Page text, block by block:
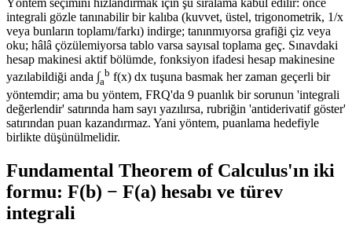
Yöntem seçimini hızlandırmak için şu sıralama kabul edilir: önce
integrali gözle tanınabilir bir kalıba (kuvvet, üstel, trigonometrik, 1/x
veya bunların toplamı/farkı) indirge; tanınmıyorsa grafiği çiz veya
oku; hâlâ çözülemiyorsa tablo varsa sayısal toplama geç. Sınavdaki
hesap makinesi aktif bölümde, fonksiyon ifadesi hesap makinesine
yazılabildiği anda ∫a
b f(x) dx tuşuna basmak her zaman geçerli bir
yöntemdir; ama bu yöntem, FRQ'da 9 puanlık bir sorunun 'integrali
değerlendir' satırında ham sayı yazılırsa, rubriğin 'antiderivatif göster'
satırından puan kazandırmaz. Yani yöntem, puanlama hedefiyle
birlikte düşünülmelidir.
Fundamental Theorem of Calculus'ın iki
formu: F(b) − F(a) hesabı ve türev
integrali